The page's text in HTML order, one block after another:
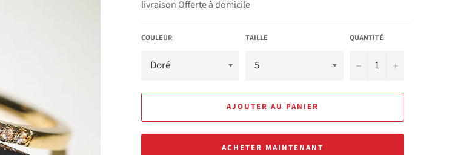
livraison Offerte à domicile
COULEUR TAILLE QUANTITÉ
− +
AJOUTER AU PANIER
ACHETER MAINTENANT